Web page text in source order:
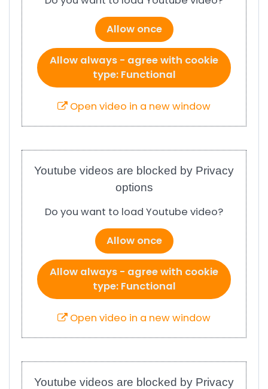
Allow once
Allow always - agree with cookie
type: Functional
Open video in a new window
Youtube videos are blocked by Privacy
options
Do you want to load Youtube video?
Allow once
Allow always - agree with cookie
type: Functional
Open video in a new window
Youtube videos are blocked by Privacy